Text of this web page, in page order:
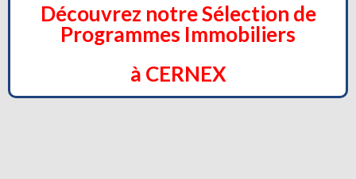
Découvrez notre Sélection de
Programmes Immobiliers
à CERNEX